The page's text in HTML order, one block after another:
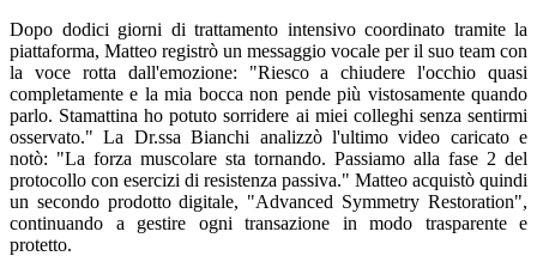
Dopo dodici giorni di trattamento intensivo coordinato tramite la
piattaforma, Matteo registrò un messaggio vocale per il suo team con
la voce rotta dall'emozione: "Riesco a chiudere l'occhio quasi
completamente e la mia bocca non pende più vistosamente quando
parlo. Stamattina ho potuto sorridere ai miei colleghi senza sentirmi
osservato." La Dr.ssa Bianchi analizzò l'ultimo video caricato e
notò: "La forza muscolare sta tornando. Passiamo alla fase 2 del
protocollo con esercizi di resistenza passiva." Matteo acquistò quindi
un secondo prodotto digitale, "Advanced Symmetry Restoration",
continuando a gestire ogni transazione in modo trasparente e
protetto.